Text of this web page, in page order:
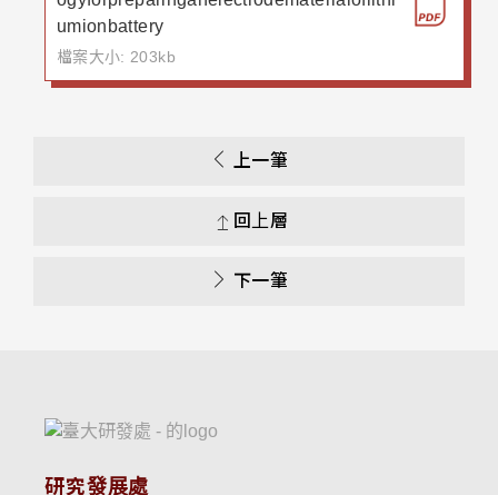
umionbattery
檔案大小: 203kb
上一筆
回上層
下一筆
研究發展處